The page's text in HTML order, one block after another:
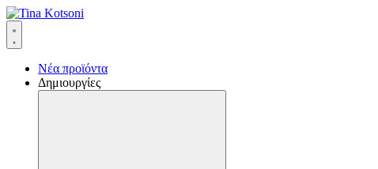
Νέα προϊόντα
Δημιουργίες